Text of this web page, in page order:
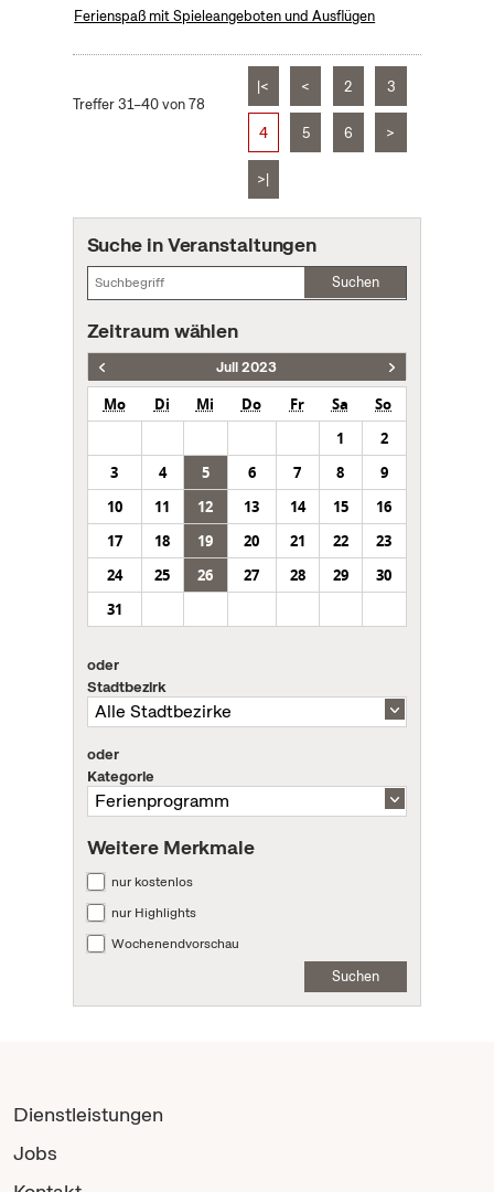
Ferienspaß mit Spieleangeboten und Ausflügen
Treffer 31–40 von 78
|< < 2 3
4 5 6 >
>|
Suche in Veranstaltungen
Suchen
Zeitraum wählen
Juli 2023
Mo Di Mi Do Fr Sa
So
1
2
3
4 5 6 7 8
9
10
11 12 13 14 15
16
17
18 19 20 21 22
23
24
25 26 27 28 29
30
31
oder
Stadtbezirk
oder
Kategorie
Weitere Merkmale
nur kostenlos
nur Highlights
Wochenendvorschau
Suchen
Dienstleistungen
Jobs